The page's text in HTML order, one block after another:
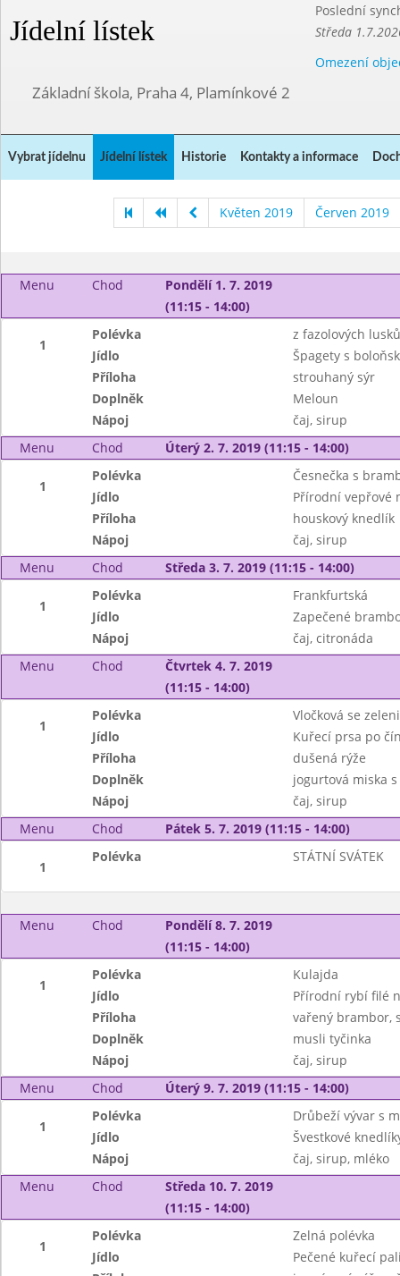
Jídelní lístek
Poslední
Středa
Omezení
Základní škola, Praha 4, Plamínkové 2
Vybrat jídelnu Jídelní lístek Historie Kontakty a informace
Květen 2019 Červen 2019
Menu Chod
Pondělí 1. 7. 2019
(11:15 - 14:00)
1
Polévka
z fazolových lusků
Jídlo
Špagety s
Příloha
strouhaný sýr
Doplněk
Meloun
Nápoj
čaj, sirup
Menu
Chod Úterý 2. 7. 2019 (11:15 - 14:00)
1
Polévka
Česnečka s
Jídlo
Přírodní vepřové
Příloha
houskový knedlík
Nápoj
čaj, sirup
Menu
Chod Středa 3. 7. 2019 (11:15 - 14:00)
1
Polévka
Frankfurtská
Jídlo
Zapečené
Nápoj
čaj, citronáda
Menu
Chod
Čtvrtek 4. 7. 2019
(11:15 - 14:00)
1
Polévka
Vločková se
Jídlo
Kuřecí prsa po
Příloha
dušená rýže
Doplněk
jogurtová miska
Nápoj
čaj, sirup
Menu
Chod Pátek 5. 7. 2019 (11:15 - 14:00)
1
Polévka STÁTNÍ SVÁTEK
Menu Chod
Pondělí 8. 7. 2019
(11:15 - 14:00)
1
Polévka
Kulajda
Jídlo
Přírodní rybí filé
Příloha
vařený brambor,
Doplněk
musli tyčinka
Nápoj
čaj, sirup
Menu
Chod Úterý 9. 7. 2019 (11:15 - 14:00)
1
Polévka
Drůbeží vývar s
Jídlo
Švestkové
Nápoj
čaj, sirup, mléko
Menu
Chod
Středa 10. 7. 2019
(11:15 - 14:00)
1
Polévka
Zelná polévka
Jídlo
Pečené kuřecí